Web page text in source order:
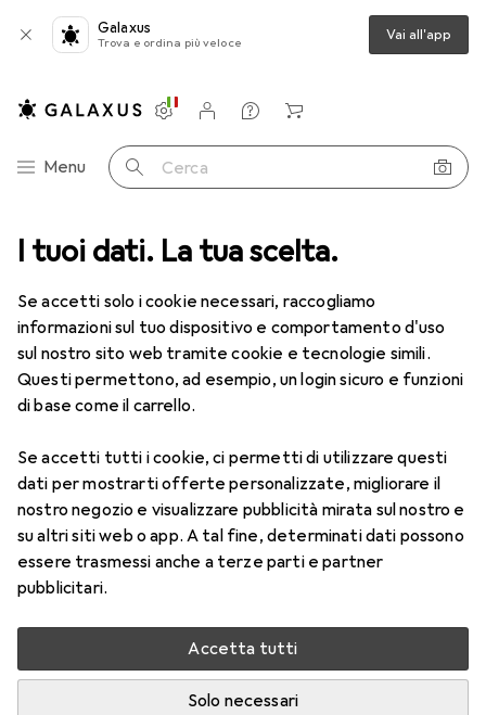
I tuoi dati. La tua scelta.
Se accetti solo i cookie necessari, raccogliamo
informazioni sul tuo dispositivo e comportamento d'uso
sul nostro sito web tramite cookie e tecnologie simili.
Questi permettono, ad esempio, un login sicuro e funzioni
di base come il carrello.
Se accetti tutti i cookie, ci permetti di utilizzare questi
dati per mostrarti offerte personalizzate, migliorare il
nostro negozio e visualizzare pubblicità mirata sul nostro e
su altri siti web o app. A tal fine, determinati dati possono
essere trasmessi anche a terze parti e partner
pubblicitari.
Accetta tutti
Solo necessari
Galaxus
Trova e ordina più veloce Vai all'app
Categoria Navigazione
Menu Cerca
Impostazioni
Conto cliente
Liste di confronto
Liste dei desideri
Carrello
Lenti a contatto Air Optix più HydraGlyde per l'astigmatismo
1 Immagine
Air Optix più HydraGlyde per
-7.5, Obiettivo mensile, 6 pz., Torico
Prezzo in EUR IVA incl.
EUR
55,82 EUR
9,31/1pz.
Consegna tra lun, 17/8 e mer, 19/8
Più di 10 pezzi in stock presso il fornitore